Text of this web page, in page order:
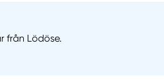
från Lödöse.